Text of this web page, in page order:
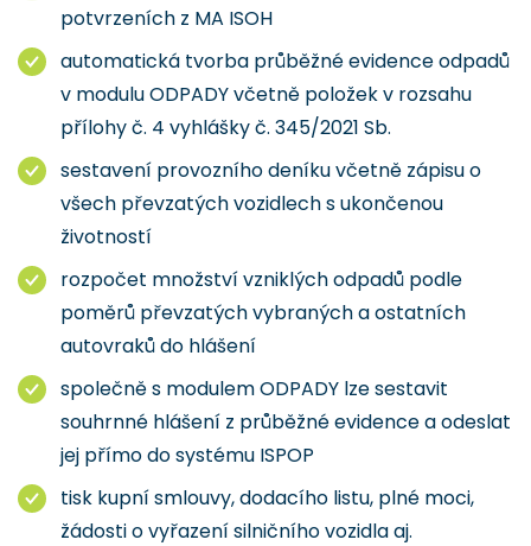
potvrzeních z MA ISOH
automatická tvorba průběžné evidence odpadů
v modulu ODPADY včetně položek v rozsahu
přílohy č. 4 vyhlášky č. 345/2021 Sb.
sestavení provozního deníku včetně zápisu o
všech převzatých vozidlech s ukončenou
životností
rozpočet množství vzniklých odpadů podle
poměrů převzatých vybraných a ostatních
autovraků do hlášení
společně s modulem ODPADY lze sestavit
souhrnné hlášení z průběžné evidence a odeslat
jej přímo do systému ISPOP
tisk kupní smlouvy, dodacího listu, plné moci,
žádosti o vyřazení silničního vozidla aj.